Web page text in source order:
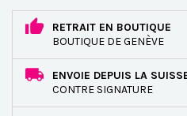
RETRAIT EN BOUTIQUE
BOUTIQUE DE GENÈVE
ENVOIE DEPUIS LA
CONTRE SIGNATURE